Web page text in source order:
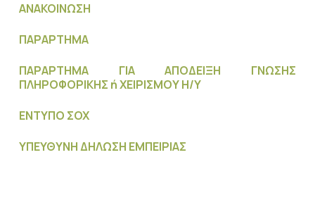
ΑΝΑΚΟΙΝΩΣΗ
ΠΑΡΑΡΤΗΜΑ
ΠΑΡΑΡΤΗΜΑ ΓΙΑ ΑΠΟΔΕΙΞΗ ΓΝΩΣΗΣ
ΠΛΗΡΟΦΟΡΙΚΗΣ ή ΧΕΙΡΙΣΜΟΥ Η/Υ
ΕΝΤΥΠΟ ΣΟΧ
ΥΠΕΥΘΥΝΗ ΔΗΛΩΣΗ ΕΜΠΕΙΡΙΑΣ